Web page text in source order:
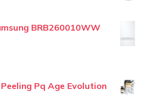
BRB260010WW
Pq Age Evolution